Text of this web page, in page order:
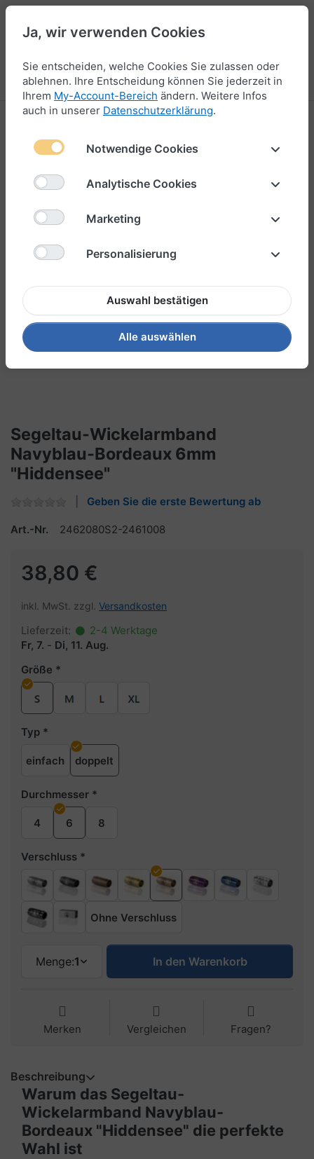
Menü Anmelden Vergleichen Wunschliste Warenkorb
Segeltau-Wickelarmband
Navyblau-Bordeaux 6mm
"Hiddensee"
Geben Sie die erste Bewertung ab
Art.-Nr. 2462080S2-2461008
38,80 €
inkl. MwSt. zzgl. Versandkosten
Lieferzeit:
2-4 Werktage
Fr, 7. - Di, 11. Aug.
Größe
Typ
einfach doppelt
Durchmesser
4 6 8
Verschluss
Ohne Verschluss
Menge:1 In den Warenkorb
Merken Vergleichen Fragen?
Beschreibung
Warum das Segeltau-
Wickelarmband Navyblau-
Bordeaux "Hiddensee" die perfekte
Wahl ist
Ja, wir verwenden Cookies
Sie entscheiden, welche Cookies Sie zulassen oder
ablehnen. Ihre Entscheidung können Sie jederzeit in
Ihrem My-Account-Bereich ändern. Weitere Infos
auch in unserer Datenschutzerklärung.
Notwendige Cookies
Analytische Cookies
Marketing
Personalisierung
Auswahl bestätigen
Alle auswählen